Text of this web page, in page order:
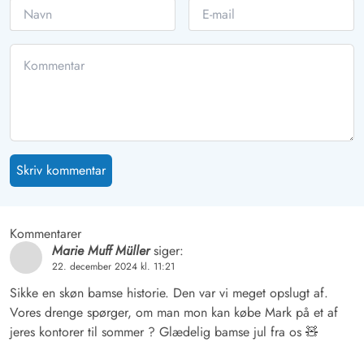
Skriv kommentar
Kommentarer
Marie Muff Müllersiger:
22. december 2024 kl. 11:21
Sikke en skøn bamse historie. Den var vi meget opslugt af.
Vores drenge spørger, om man mon kan købe Mark på et af
jeres kontorer til sommer ? Glædelig bamse jul fra os 🧸